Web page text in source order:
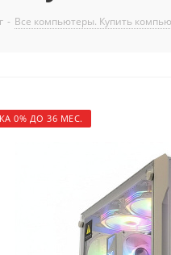
- Все компьютеры. Купить
0% ДО 36 МЕС.